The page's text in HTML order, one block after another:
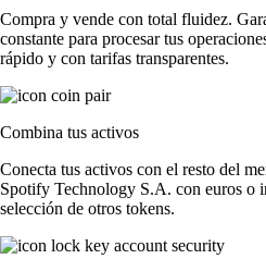
Compra y vende con total fluidez.
constante para procesar tus
rápido y con tarifas transparentes.
Combina tus activos
Conecta tus activos con el resto del
Spotify Technology S.A. con euros o
selección de otros tokens.